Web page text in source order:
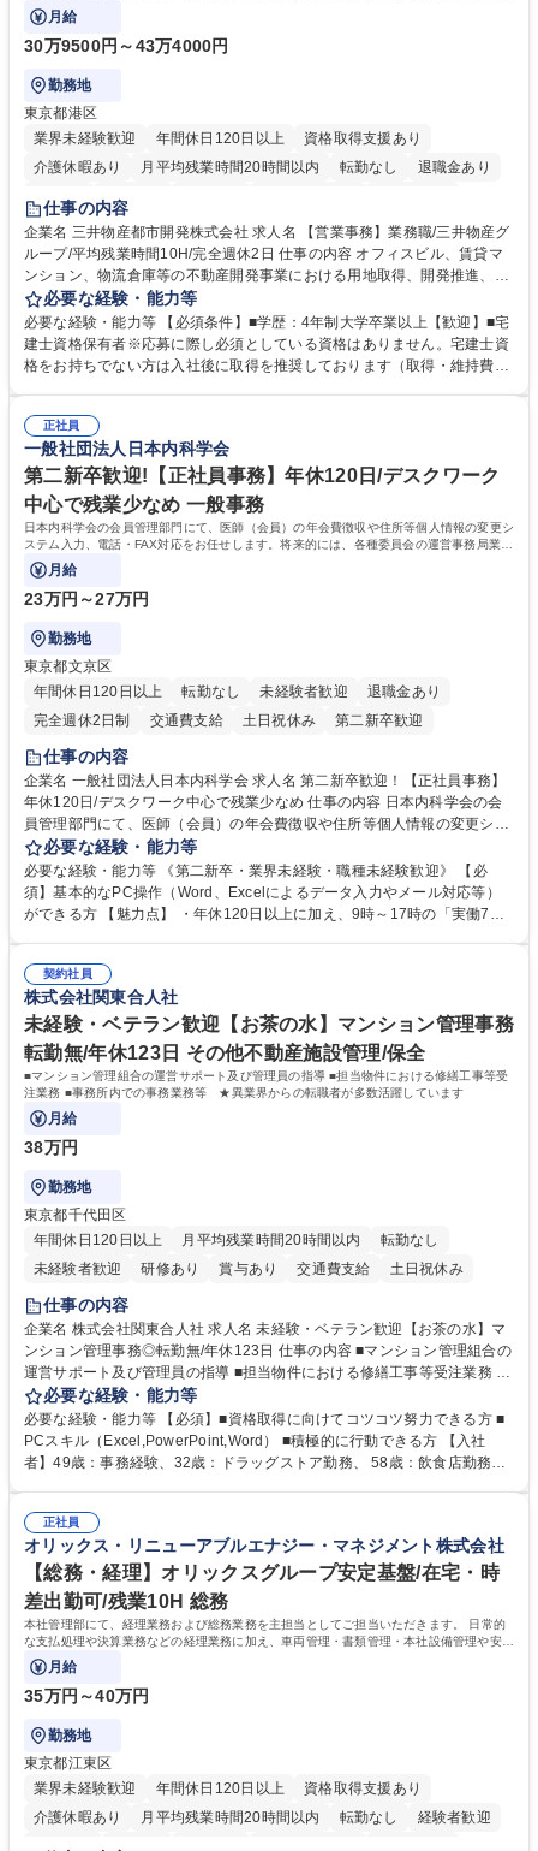
ます。
月給
30万9500円～43万4000円
勤務地
東京都港区
業界未経験歓迎
年間休日120日以上
資格取得支援あり
介護休暇あり
月平均残業時間20時間以内 転勤なし
退職金あり
在宅OK
賞与あり
駅近5分以内
土日祝休み 寮・社宅あり
仕事の内容
企業名 三井物産都市開発株式会社 求人名 【営業事務】業務職/三井物産グ
ループ/平均残業時間10H/完全週休2日 仕事の内容 オフィスビル、賃貸マ
ンション、物流倉庫等の不動産開発事業における用地取得、開発推進、賃
貸運営、売却、仲介・活用提案等を行う営業部門において事務業務を担当
いただきます。 【詳細】・契約書管理、契約書製本、捺印対応、ファイリ
ング、登記簿取得、調書取得・支払業務（各種費用支払、支払管理、請
求・支払データ登録、取引先マスター申請対応）・予算作成及び予実管
の他に担当頂く業務が発生する場合があります。 募集職種 【営業事務】
業務職/三井物産グループ/平均残業時間10H/完全週休2日
必要な経験・能力等
必要な経験・能力等 【必須条件】■学歴：4年制大学卒業以上【歓迎】■宅
建士資格保有者※応募に際し必須としている資格はありません。宅建士資
格をお持ちでない方は入社後に取得を推奨しております（取得・維持費用
ション力がある方。 ・チャレンジを厭わず、粘り強く業務に取り組める
方。多様な関係者と謙虚に信頼関係を構築でき、期限を意識したスケジュ
ール管理が出来る方。※将来的に他部署（営業部門、コーポレート部門）
へのジョブローテーションの可能性があります。 学歴・資格 学歴：大学
院 大学 語学力： 資格：宅地建物取引士
正社員
一般社団法人日本内科学会
第二新卒歓迎!【正社員事務】年休120日/デスクワーク
中心で残業少なめ 一般事務
日本内科学会の会員管理部門にて、医師（会員）の年会費徴収や住所等個人情報の変更シ
ステム入力、電話・FAX対応をお任せします。将来的には、各種委員会の運営事務局業務
などにも幅広く携わっていただきます。
月給
23万円～27万円
勤務地
東京都文京区
年間休日120日以上
転勤なし 未経験者歓迎
退職金あり
完全週休2日制
交通費支給 土日祝休み 第二新卒歓迎
仕事の内容
企業名 一般社団法人日本内科学会 求人名 第二新卒歓迎！【正社員事務】
年休120日/デスクワーク中心で残業少なめ 仕事の内容 日本内科学会の会
員管理部門にて、医師（会員）の年会費徴収や住所等個人情報の変更シス
テム入力、電話・FAX対応をお任せします。将来的には、各種委員会の運
営事務局業務などにも幅広く携わっていただきます。 【会員管理・データ
入力業務】 ・医師（会員）の住所変更、個人情報のシステム登録・更新
・年会費の徴収管理や入金データの照合確認 【問い合わせ対応】 ・会員
年休120日/デスクワーク中心で残業少なめ
必要な経験・能力等
必要な経験・能力等 《第二新卒・業界未経験・職種未経験歓迎》 【必
須】基本的なPC操作（Word、Excelによるデータ入力やメール対応等）
ができる方 【魅力点】 ・年休120日以上に加え、9時～17時の「実働7時
整、資料作成、当日の運営サポート 学歴・資格 学歴：大学院 大学 語学
力： 資格：
契約社員
株式会社関東合人社
未経験・ベテラン歓迎【お茶の水】マンション管理事務
転勤無/年休123日 その他不動産施設管理/保全
■マンション管理組合の運営サポート及び管理員の指導 ■担当物件における修繕工事等受
注業務 ■事務所内での事務業務等 ★異業界からの転職者が多数活躍しています
月給
38万円
勤務地
東京都千代田区
年間休日120日以上
月平均残業時間20時間以内
転勤なし
未経験者歓迎
研修あり 賞与あり 交通費支給 土日祝休み
仕事の内容
企業名 株式会社関東合人社 求人名 未経験・ベテラン歓迎【お茶の水】マ
ンション管理事務◎転勤無/年休123日 仕事の内容 ■マンション管理組合の
運営サポート及び管理員の指導 ■担当物件における修繕工事等受注業務 ■
事務所内での事務業務等 ★異業界からの転職者が多数活躍しています
【年収補足】532万円 ＋別途インセンティヴで平均約100万円/年（昨年度
実績） ＋管理業務主任者資格手当50,000円/月 ★親会社である株式会社合
人社計画研究所社のグループ会社として、質の高いサービスと適性価格を
無/年休123日
必要な経験・能力等
必要な経験・能力等 【必須】■資格取得に向けてコツコツ努力できる方 ■
PCスキル（Excel,PowerPoint,Word） ■積極的に行動できる方 【入社
者】49歳：事務経験、32歳：ドラッグストア勤務、 58歳：飲食店勤務
得出来ております！ 【魅力】■フレックス制度、未経験からでも下限年収
を一律支給！ ■管理業務主任者資格取得後には50,000円/月の手当あり！
学歴・資格 学歴：大学院 大学 高専 短大 専修学校 高校 語学力： 資格：第
一種運転免許普通自動車
正社員
オリックス・リニューアブルエナジー・マネジメント株式会社
【総務・経理】オリックスグループ安定基盤/在宅・時
差出勤可/残業10H 総務
本社管理部にて、経理業務および総務業務を主担当としてご担当いただきます。 日常的
な支払処理や決算業務などの経理業務に加え、車両管理・書類管理・本社設備管理や安全
対策など幅広い総務業務もお任せします。
月給
35万円～40万円
勤務地
東京都江東区
業界未経験歓迎
年間休日120日以上
資格取得支援あり
介護休暇あり
月平均残業時間20時間以内 転勤なし
経験者歓迎
研修あり
在宅OK